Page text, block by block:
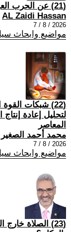
(21) عن الحرب العراقية الايرانية بين١٩٨٠و ١٩٨٨
AL Zaidi Hassan
2026 / 8 / 7
مواضيع وابحاث
(22) شبكات
لتحليل إعادة
المعاصر
محمد أحمد
2026 / 8 / 7
مواضيع وابحاث
(23) الصلاة